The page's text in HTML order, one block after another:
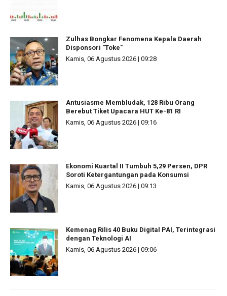
Zulhas Bongkar Fenomena Kepala Daerah
Disponsori "Toke"
Kamis, 06 Agustus 2026 | 09:28
Antusiasme Membludak, 128 Ribu Orang
Berebut Tiket Upacara HUT Ke-81 RI
Kamis, 06 Agustus 2026 | 09:16
Ekonomi Kuartal II Tumbuh 5,29 Persen, DPR
Soroti Ketergantungan pada Konsumsi
Kamis, 06 Agustus 2026 | 09:13
Kemenag Rilis 40 Buku Digital PAI, Terintegrasi
dengan Teknologi AI
Kamis, 06 Agustus 2026 | 09:06